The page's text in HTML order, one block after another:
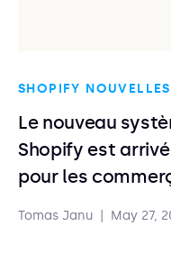
SHOPIFY NOUVELLES
Le nouveau
Shopify est
pour les
Tomas Janu May 27,